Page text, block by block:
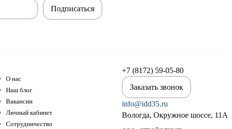
Подписаться
О нас
Наш блог
Вакансии
Личный кабинет
Сотрудничество
+7 (8172) 59-05-80
Заказать звонок
info@idd35.ru
Вологда, Окружное шоссе, 11А